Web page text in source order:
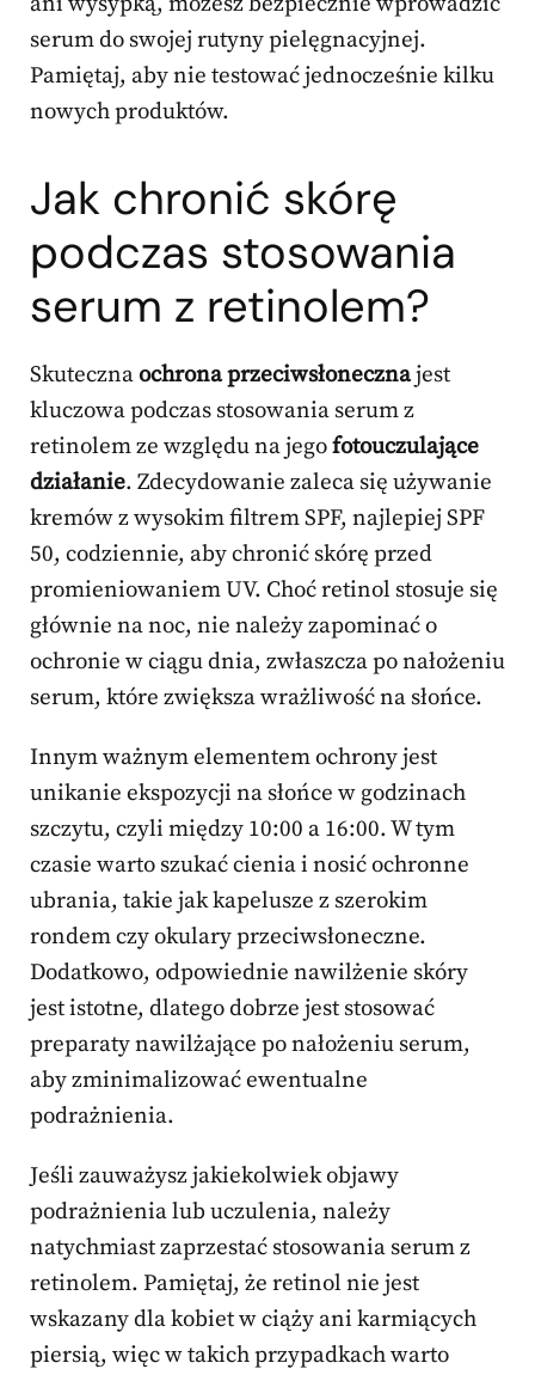
serum do swojej rutyny pielęgnacyjnej.
Pamiętaj, aby nie testować jednocześnie kilku
nowych produktów.
Jak chronić skórę
podczas stosowania
serum z retinolem?
Skutecznaochrona przeciwsłonecznajest
kluczowa podczas stosowania serum z
retinolem ze względu na jegofotouczulające
działanie. Zdecydowanie zaleca się używanie
kremów z wysokim filtrem SPF, najlepiej SPF
50, codziennie, aby chronić skórę przed
promieniowaniem UV. Choć retinol stosuje się
głównie na noc, nie należy zapominać o
ochronie w ciągu dnia, zwłaszcza po nałożeniu
serum, które zwiększa wrażliwość na słońce.
Innym ważnym elementem ochrony jest
unikanie ekspozycji na słońce w godzinach
szczytu, czyli między 10:00 a 16:00. W tym
czasie warto szukać cienia i nosić ochronne
ubrania, takie jak kapelusze z szerokim
rondem czy okulary przeciwsłoneczne.
Dodatkowo, odpowiednie nawilżenie skóry
jest istotne, dlatego dobrze jest stosować
preparaty nawilżające po nałożeniu serum,
aby zminimalizować ewentualne
podrażnienia.
Jeśli zauważysz jakiekolwiek objawy
podrażnienia lub uczulenia, należy
natychmiast zaprzestać stosowania serum z
retinolem. Pamiętaj, że retinol nie jest
wskazany dla kobiet w ciąży ani karmiących
piersią, więc w takich przypadkach warto